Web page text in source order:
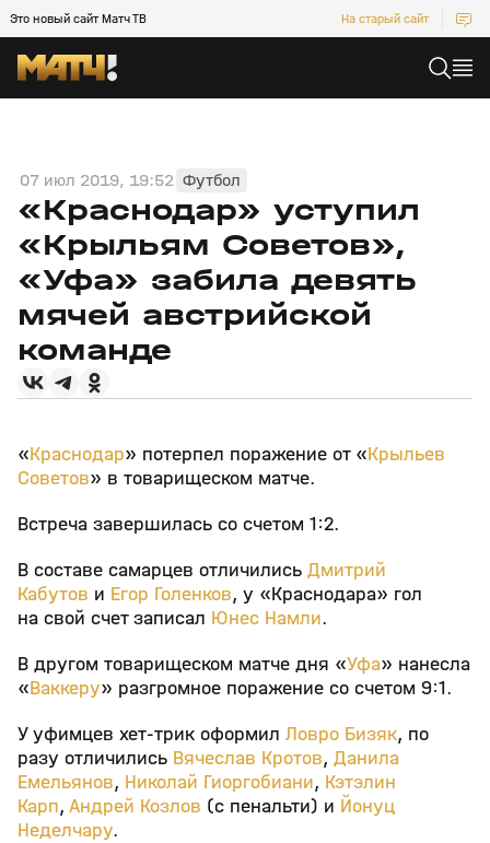
Это новый сайт Матч ТВ На старый сайт
07 июл 2019, 19:52 Футбол
«Краснодар» уступил
«Крыльям Советов»,
«Уфа» забила девять
мячей австрийской
команде
«Краснодар» потерпел поражение от «Крыльев
Советов» в товарищеском матче.
Встреча завершилась со счетом 1:2.
В составе самарцев отличились Дмитрий
Кабутов и Егор Голенков, у «Краснодара» гол
на свой счет записал Юнес Намли.
В другом товарищеском матче дня «Уфа» нанесла
«Ваккеру» разгромное поражение со счетом 9:1.
У уфимцев хет-трик оформил Ловро Бизяк, по
разу отличились Вячеслав Кротов, Данила
Емельянов, Николай Гиоргобиани, Кэтэлин
Карп, Андрей Козлов (с пенальти) и Йонуц
Неделчару.